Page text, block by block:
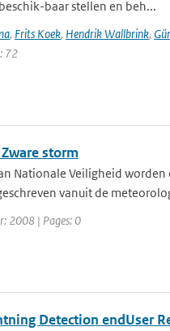
baar stellen en beh...
, Frits Koek, Hendrik Wallbrink,
72
storm
Nationale Veiligheid worden
vanuit de
2008 | Pages: 0
Detection endUser